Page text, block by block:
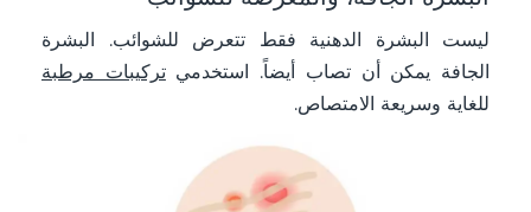
ليست البشرة الدهنية فقط تتعرض للشوائب. البشرة
الجافة يمكن أن تصاب أيضاً. استخدميتركيبات مرطبة
للغاية وسريعة الامتصاص.